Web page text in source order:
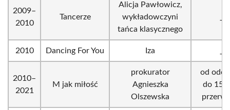
2009–
2010
Tancerze
Alicja Pawłowicz,
wykładowczyni
tańca klasycznego
2010 Dancing For You Iza
2010–
2021
M jak miłość
prokurator
Agnieszka
Olszewska
od odc.
do